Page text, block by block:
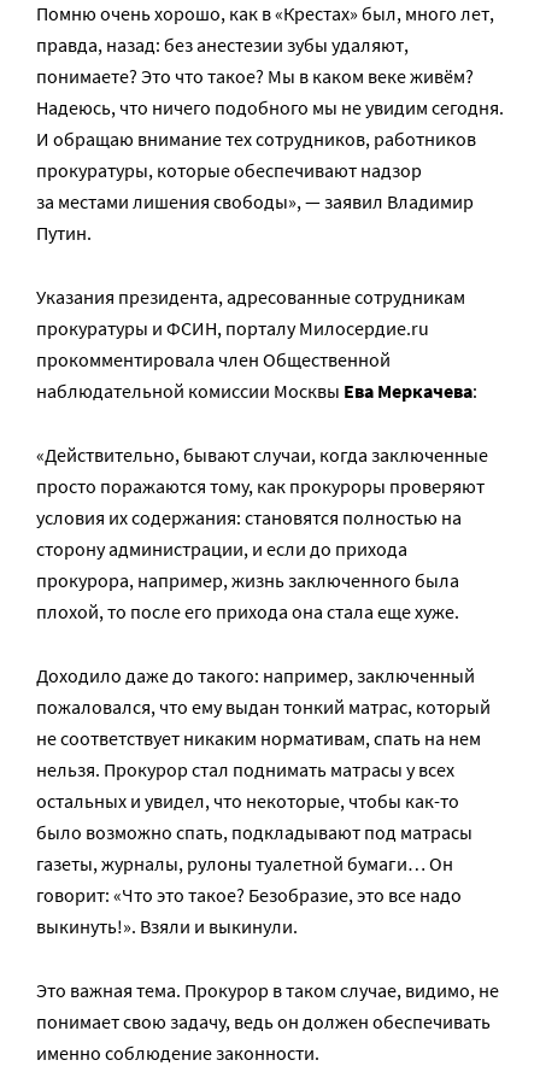
Помню очень хорошо, как в «Крестах» был, много лет,
правда, назад: без анестезии зубы удаляют,
понимаете? Это что такое? Мы в каком веке живём?
Надеюсь, что ничего подобного мы не увидим сегодня.
И обращаю внимание тех сотрудников, работников
прокуратуры, которые обеспечивают надзор
за местами лишения свободы», — заявил Владимир
Путин.
Указания президента, адресованные сотрудникам
прокуратуры и ФСИН, порталу Милосердие.ru
прокомментировала член Общественной
наблюдательной комиссии Москвы Ева Меркачева:
«Действительно, бывают случаи, когда заключенные
просто поражаются тому, как прокуроры проверяют
условия их содержания: становятся полностью на
сторону администрации, и если до прихода
прокурора, например, жизнь заключенного была
плохой, то после его прихода она стала еще хуже.
Доходило даже до такого: например, заключенный
пожаловался, что ему выдан тонкий матрас, который
не соответствует никаким нормативам, спать на нем
нельзя. Прокурор стал поднимать матрасы у всех
остальных и увидел, что некоторые, чтобы как-то
было возможно спать, подкладывают под матрасы
газеты, журналы, рулоны туалетной бумаги… Он
говорит: «Что это такое? Безобразие, это все надо
выкинуть!». Взяли и выкинули.
Это важная тема. Прокурор в таком случае, видимо, не
понимает свою задачу, ведь он должен обеспечивать
именно соблюдение законности.